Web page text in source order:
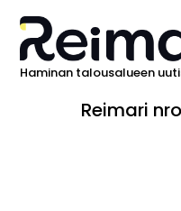
Haminan talousalueen
Reimari